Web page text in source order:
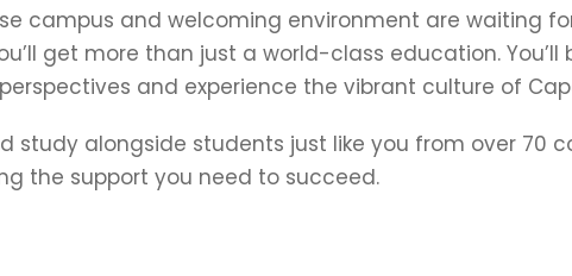
campus and welcoming environment are waiting
get more than just a world-class education.
and experience the vibrant culture of
study alongside students just like you from over 70
the support you need to succeed.